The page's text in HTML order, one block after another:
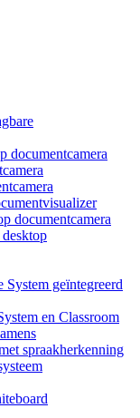
documentcamera
documentcamera
System geïntegreerd
en Classroom
spraakherkenning